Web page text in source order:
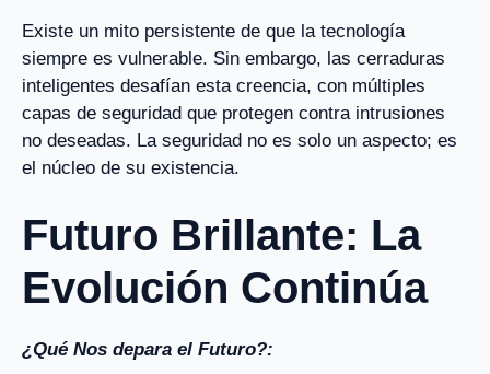
Existe un mito persistente de que la tecnología
siempre es vulnerable. Sin embargo, las cerraduras
inteligentes desafían esta creencia, con múltiples
capas de seguridad que protegen contra intrusiones
no deseadas. La seguridad no es solo un aspecto; es
el núcleo de su existencia.
Futuro Brillante: La
Evolución Continúa
¿Qué Nos depara el Futuro?: